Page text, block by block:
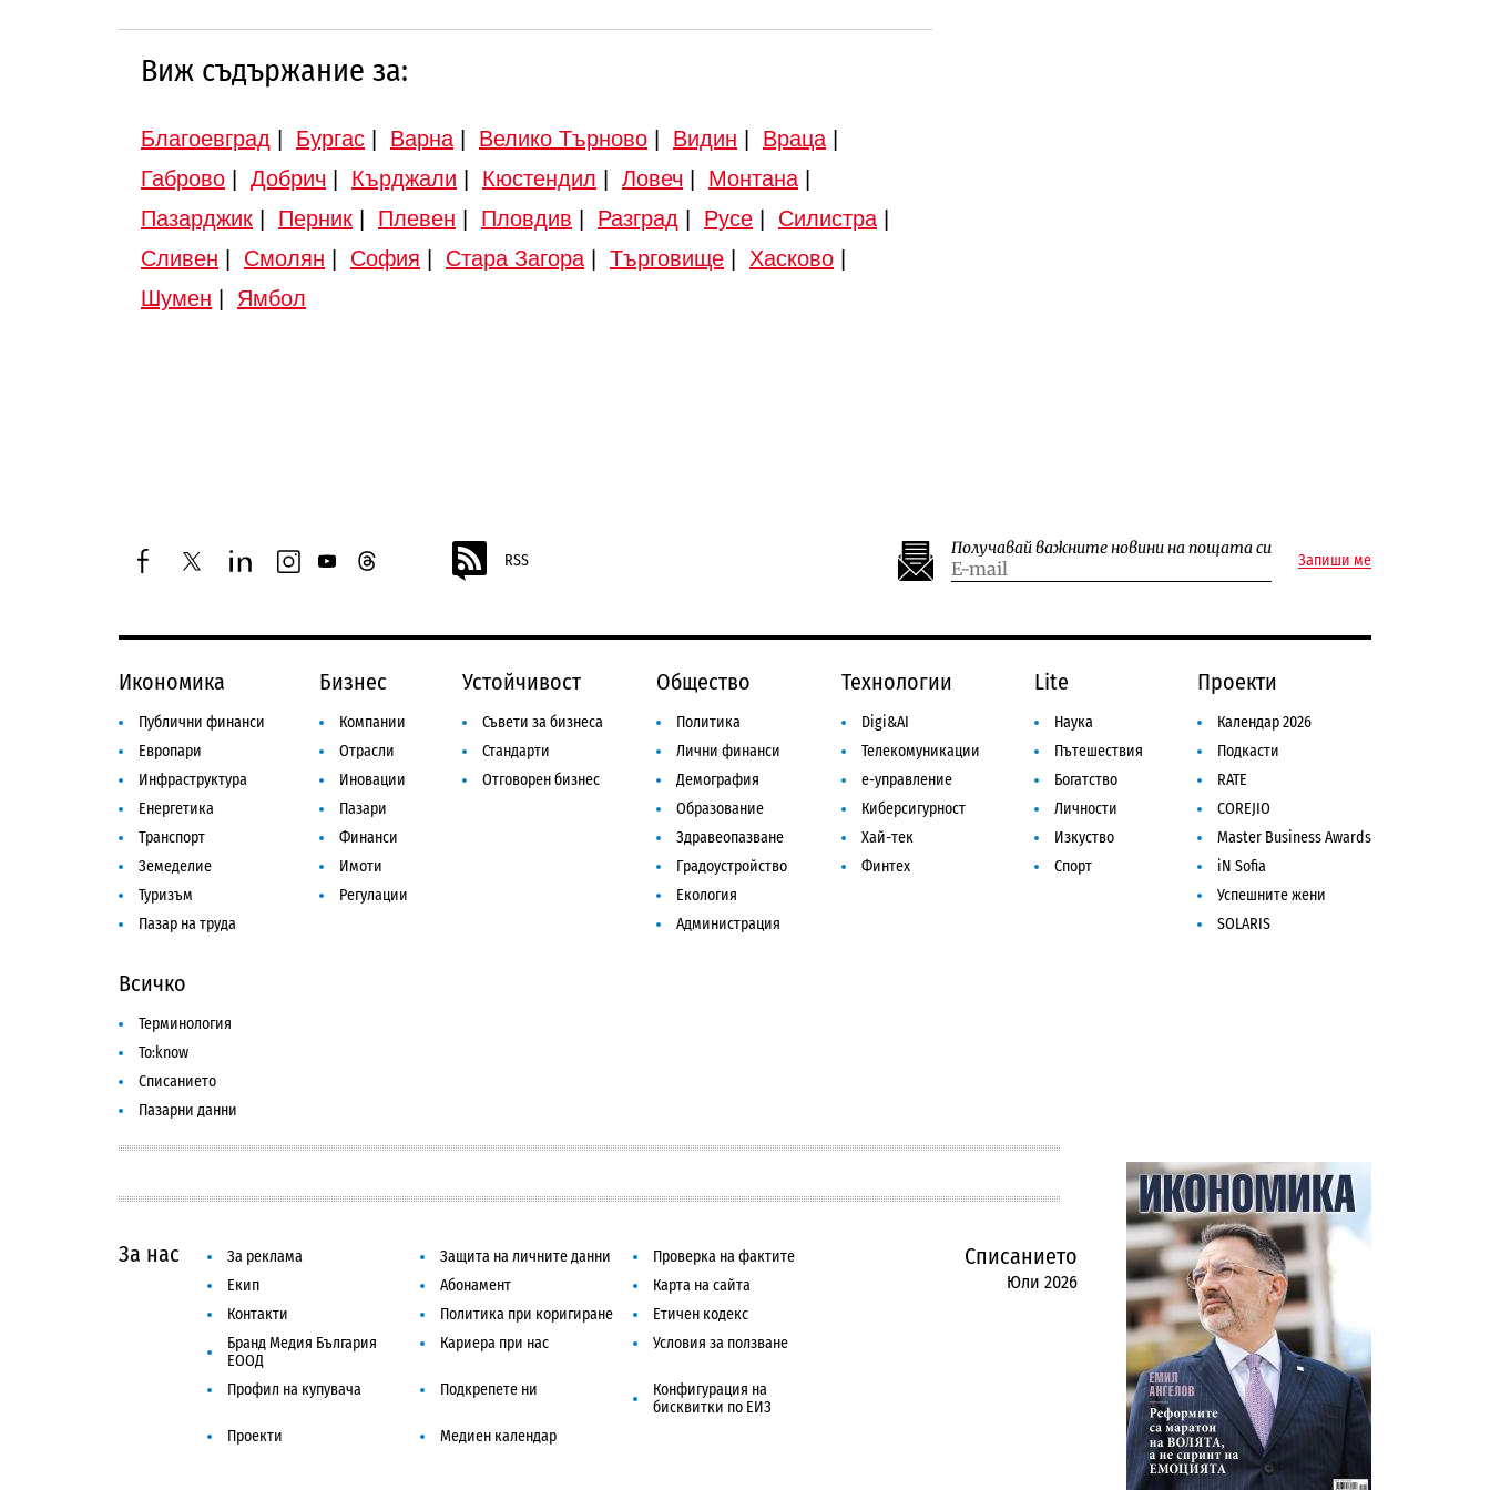
Виж съдържание за:
Благоевград | Бургас | Варна | Велико Търново | Видин | Враца |
Габрово | Добрич | Кърджали | Кюстендил | Ловеч | Монтана |
Пазарджик | Перник | Плевен | Пловдив | Разград | Русе | Силистра |
Сливен | Смолян | София | Стара Загора | Търговище | Хасково |
Шумен | Ямбол
facebooktwitterlinkedininstagram
youtubethreads RSS
Получавай важните новини на пощата си
Запиши ме
Икономика
Публични финанси
Европари
Инфраструктура
Енергетика
Транспорт
Земеделие
Туризъм
Пазар на труда
Бизнес
Компании
Отрасли
Иновации
Пазари
Финанси
Имоти
Регулации
Устойчивост
Съвети за бизнеса
Стандарти
Отговорен бизнес
Общество
Политика
Лични финанси
Демография
Образование
Здравеопазване
Градоустройство
Екология
Администрация
Технологии
Digi&AI
Телекомуникации
е-управление
Киберсигурност
Хай-тек
Финтех
Lite
Наука
Пътешествия
Богатство
Личности
Изкуство
Спорт
Проекти
Календар 2026
Подкасти
RATE
COREJIO
Master Business Awards
iN Sofia
Успешните жени
SOLARIS
Всичко
Терминология
To:know
Списанието
Пазарни данни
За нас За реклама Защита на личните данни
Проверка на фактите
Екип
Абонамент
Карта на сайта
Контакти
Политика при коригиране
Етичен кодекс
Бранд Медия България
ЕООД
Кариера при нас Условия за ползване
Профил на купувача Подкрепете ни
Конфигурация на
бисквитки по ЕИЗ
Проекти
Медиен календар
Списанието
Юли 2026